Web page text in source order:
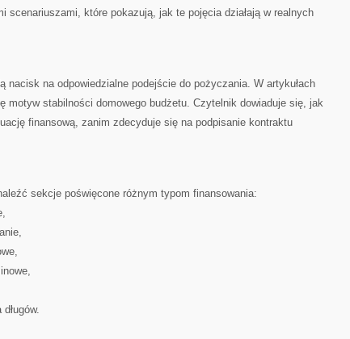
scenariuszami, które pokazują, jak te pojęcia działają w realnych
nacisk na odpowiedzialne podejście do pożyczania. W artykułach
motyw stabilności domowego budżetu. Czytelnik dowiaduje się, jak
finansową, zanim zdecyduje się na podpisanie kontraktu
sekcje poświęcone różnym typom finansowania: